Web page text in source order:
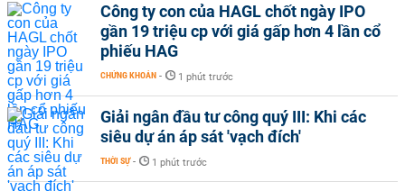
Công ty con của HAGL chốt ngày IPO
gần 19 triệu cp với giá gấp hơn 4 lần cổ
phiếu HAG
CHỨNG KHOÁN - 1 phút trước
Giải ngân đầu tư công quý III: Khi các
siêu dự án áp sát 'vạch đích'
THỜI SỰ - 1 phút trước